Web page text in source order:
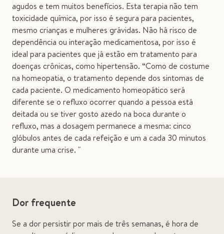
agudos e tem muitos benefícios. Esta terapia não tem
toxicidade química, por isso é segura para pacientes,
mesmo crianças e mulheres grávidas. Não há risco de
dependência ou interação medicamentosa, por isso é
ideal para pacientes que já estão em tratamento para
doenças crônicas, como hipertensão. “Como de costume
na homeopatia, o tratamento depende dos sintomas de
cada paciente. O medicamento homeopático será
diferente se o refluxo ocorrer quando a pessoa está
deitada ou se tiver gosto azedo na boca durante o
refluxo, mas a dosagem permanece a mesma: cinco
glóbulos antes de cada refeição e um a cada 30 minutos
durante uma crise. "
Dor frequente
Se a dor persistir por mais de três semanas, é hora de